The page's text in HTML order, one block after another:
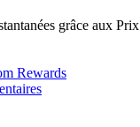
grâce aux Prix
Rewards